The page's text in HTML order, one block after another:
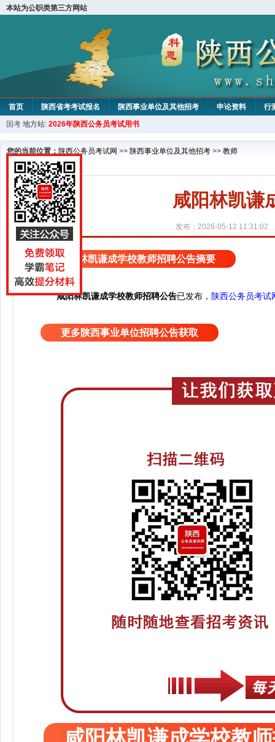
本站为公职类第三方网站
首页 陕西省考考试报名 陕西事业单位及其他招考 申论资料
行
国考 地方站: 2026年陕西公务员考试用书
您的当前位置： 陕西公务员考试网 >> 陕西事业单位及其他招考 >> 教师
咸阳林凯谦
发布：2026-05-12 11:31:02
咸阳林凯谦成学校教师招聘公告摘要
咸阳林凯谦成学校教师招聘公告已发布， 陕西公务员考试
更多陕西事业单位招聘公告获取